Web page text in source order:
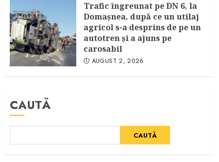
Trafic îngreunat pe DN 6, la
Domașnea, după ce un utilaj
agricol s-a desprins de pe un
autotren și a ajuns pe
carosabil
AUGUST 2, 2026
CAUTĂ
CAUTĂ